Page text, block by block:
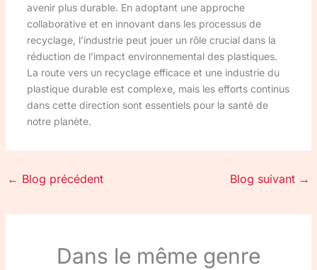
avenir plus durable. En adoptant une approche
collaborative et en innovant dans les processus de
recyclage, l’industrie peut jouer un rôle crucial dans la
réduction de l’impact environnemental des plastiques.
La route vers un recyclage efficace et une industrie du
plastique durable est complexe, mais les efforts continus
dans cette direction sont essentiels pour la santé de
notre planète.
← Blog précédent Blog suivant →
Dans le même genre